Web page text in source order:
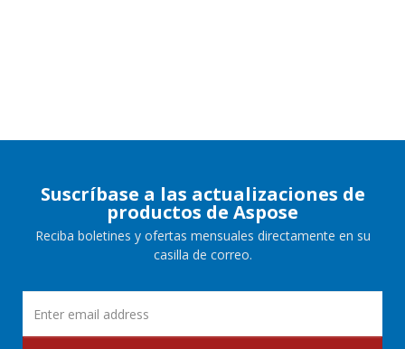
Suscríbase a las actualizaciones de
productos de Aspose
Reciba boletines y ofertas mensuales directamente en su
casilla de correo.